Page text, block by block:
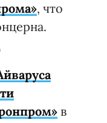
, что
в